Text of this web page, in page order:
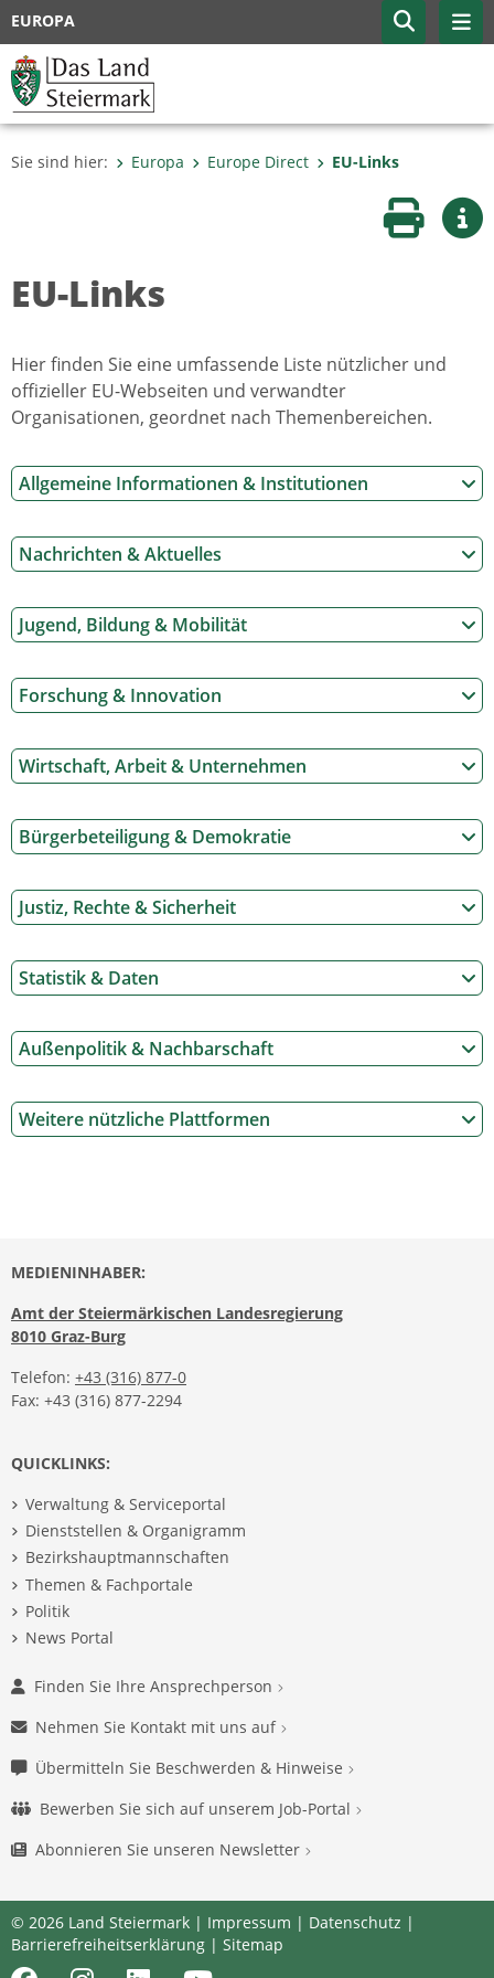
EUROPA
Sie sind hier: Europa Europe Direct EU-Links
Seite
EU-Links
Hier finden Sie eine umfassende Liste nützlicher und
offizieller EU-Webseiten und verwandter
Organisationen, geordnet nach Themenbereichen.
Allgemeine Informationen & Institutionen
Nachrichten & Aktuelles
Jugend, Bildung & Mobilität
Forschung & Innovation
Wirtschaft, Arbeit & Unternehmen
Bürgerbeteiligung & Demokratie
Justiz, Rechte & Sicherheit
Statistik & Daten
Außenpolitik & Nachbarschaft
Weitere nützliche Plattformen
MEDIENINHABER:
Amt der Steiermärkischen Landesregierung
8010 Graz-Burg
Telefon: +43 (316) 877-0
Fax: +43 (316) 877-2294
QUICKLINKS:
Verwaltung & Serviceportal
Dienststellen & Organigramm
Bezirkshauptmannschaften
Themen & Fachportale
Politik
News Portal
Finden Sie Ihre Ansprechperson
Nehmen Sie Kontakt mit uns auf
Übermitteln Sie Beschwerden & Hinweise
Bewerben Sie sich auf unserem Job-Portal
Abonnieren Sie unseren Newsletter
© 2026 Land Steiermark | Impressum | Datenschutz |
Barrierefreiheitserklärung | Sitemap